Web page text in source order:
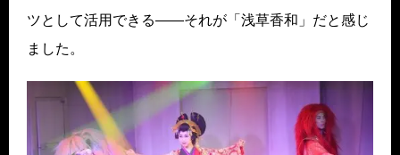
ツとして活用できる――それが「浅草香和」だと感じ
ました。